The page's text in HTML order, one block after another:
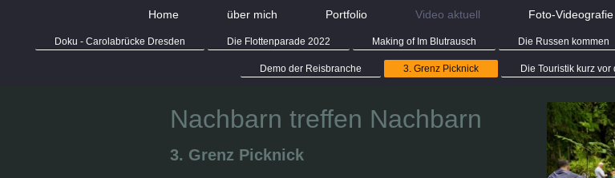
Home über mich Portfolio Video aktuell Foto-
Doku - Carolabrücke Dresden Die Flottenparade 2022 Making of Im Blutrausch Die Russen kommen
Demo der Reisbranche 3. Grenz Picknick Die Touristik kurz vor
Nachbarn treffen Nachbarn
3. Grenz Picknick